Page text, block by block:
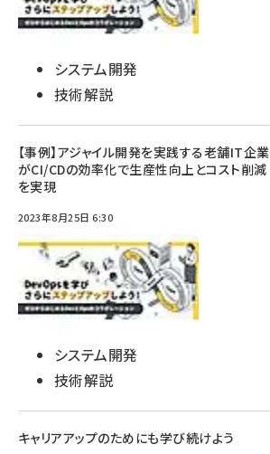
システム開発
技術解説
【事例】アジャイル開発を実践する老舗IT企業
がCI/CDの効率化で生産性向上とコスト削減
を実現
2023年8月25日 6:30
システム開発
技術解説
キャリアアップのためにも学び続けよう